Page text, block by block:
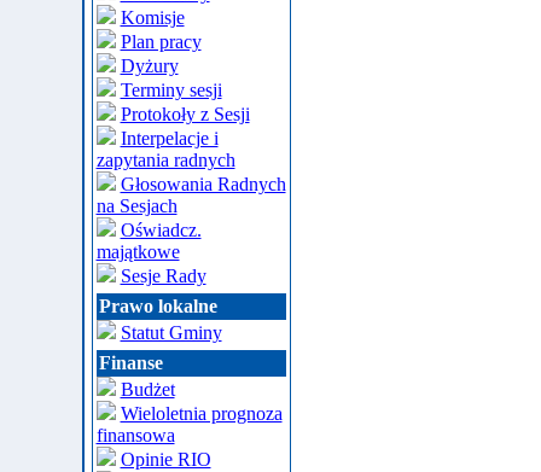
Komisje
Plan pracy
Dyżury
Terminy sesji
Protokoły z Sesji
Interpelacje i
zapytania radnych
Głosowania Radnych
na Sesjach
Oświadcz.
majątkowe
Sesje Rady
Prawo lokalne
Statut Gminy
Finanse
Budżet
Wieloletnia prognoza
finansowa
Opinie RIO